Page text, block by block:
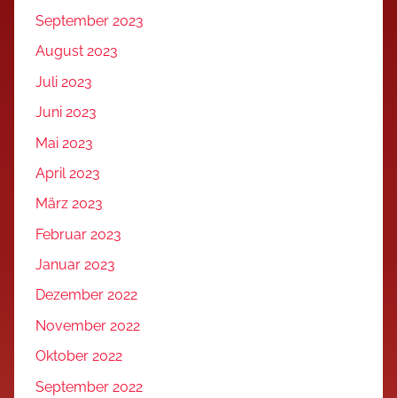
September 2023
August 2023
Juli 2023
Juni 2023
Mai 2023
April 2023
März 2023
Februar 2023
Januar 2023
Dezember 2022
November 2022
Oktober 2022
September 2022